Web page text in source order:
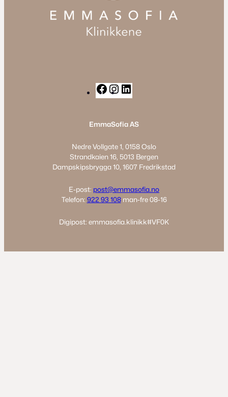
F
a
e
o
o
n
t
g
r
m
i
k
d
I
EmmaSofia AS
Nedre Vollgate 1, 0158 Oslo
Strandkaien 16, 5013 Bergen
Dampskipsbrygga 10, 1607 Fredrikstad
E-post: post@emmasofia.no
Telefon: 922 93 108man-fre 08-16
Digipost: emmasofia.klinikk#VF0K